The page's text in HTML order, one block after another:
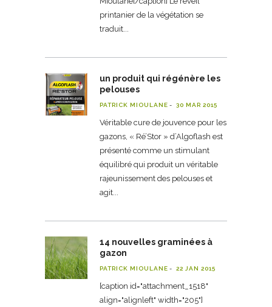
printanier de la végétation se
traduit
un produit qui régénère les
pelouses
PATRICK MIOULANE 30 MAR 2015
Véritable cure de jouvence pour les
gazons, « Ré’Stor » d’Algoflash est
présenté comme un stimulant
équilibré qui produit un véritable
rajeunissement des pelouses et
agit
14 nouvelles graminées à
gazon
PATRICK MIOULANE 22 JAN 2015
[caption id="attachment_1518"
align="alignleft" width="205"]